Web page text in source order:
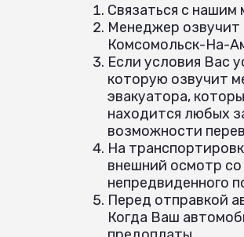
Связаться с
Менеджер озвучит
Комсомольск-На-
Если условия Вас
которую озвучит
эвакуатора,
находится любых
возможности
На
внешний осмотр
непредвиденного
Перед отправкой
Когда Ваш